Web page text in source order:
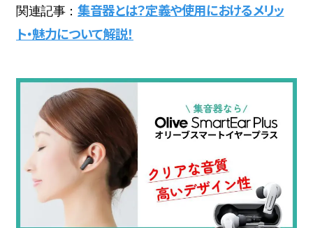
関連記事：集音器とは？定義や使用におけるメリッ
ト・魅力について解説！